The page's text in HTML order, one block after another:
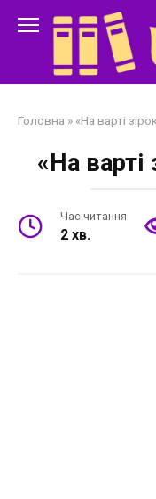
Головна » «На варті
«На варті
Час читання
2 хв.